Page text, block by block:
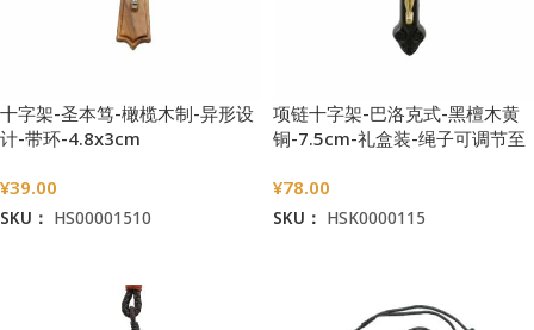
十字架-圣本笃-橄榄木制-异形设
计-带环-4.8x3cm
¥39.00
SKU： HS00001510
项链十字架-巴洛克式-黑檀木黄
铜-7.5cm-礼盒装-绳子可调节至
¥78.00
SKU： HSK0000115